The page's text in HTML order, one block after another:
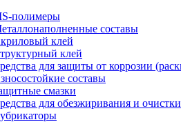
полимеры
составы
клей
клей
для защиты от коррозии
составы
смазки
для обезжиривания и очистки